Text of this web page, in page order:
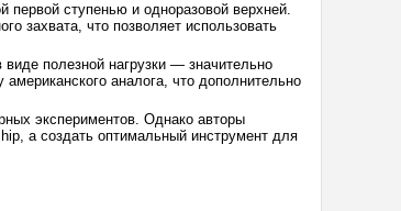
первой ступенью и одноразовой верхней.
захвата, что позволяет использовать
полезной нагрузки — значительно
аналога, что дополнительно
экспериментов. Однако авторы
а создать оптимальный инструмент для